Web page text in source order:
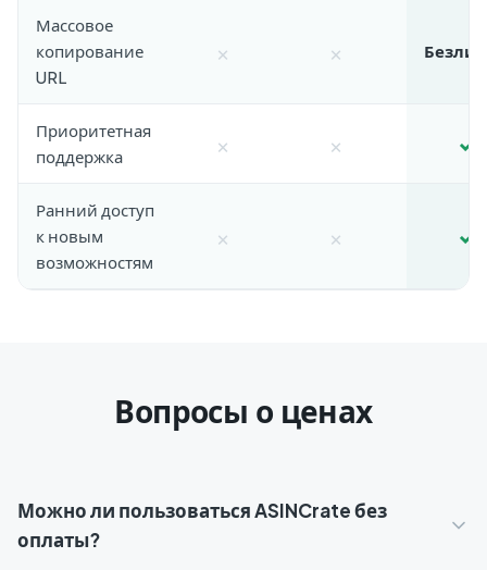
Массовое
копирование
URL
× ×
Приоритетная
поддержка
× × ✓
Ранний доступ
к новым
возможностям
× × ✓
Вопросы о ценах
Можно ли пользоваться ASINCrate без
оплаты?